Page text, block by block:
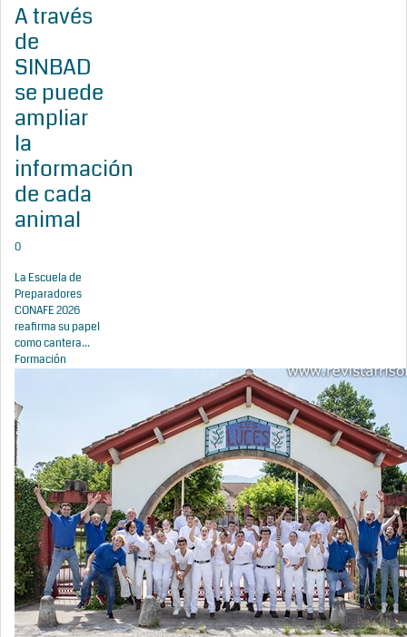
A través
de
SINBAD
se puede
ampliar
la
información
de cada
animal
0
La Escuela de
Preparadores
CONAFE 2026
reafirma su papel
como cantera...
Formación